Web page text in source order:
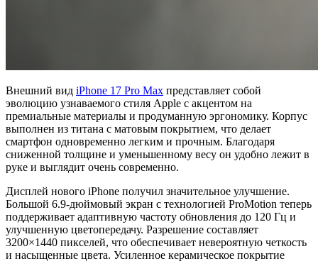
Внешний вид iPhone 17 Pro Max представляет собой
эволюцию узнаваемого стиля Apple с акцентом на
премиальные материалы и продуманную эргономику. Корпус
выполнен из титана с матовым покрытием, что делает
смартфон одновременно легким и прочным. Благодаря
сниженной толщине и уменьшенному весу он удобно лежит в
руке и выглядит очень современно.
Дисплей нового iPhone получил значительное улучшение.
Большой 6.9-дюймовый экран с технологией ProMotion теперь
поддерживает адаптивную частоту обновления до 120 Гц и
улучшенную цветопередачу. Разрешение составляет
3200×1440 пикселей, что обеспечивает невероятную четкость
и насыщенные цвета. Усиленное керамическое покрытие